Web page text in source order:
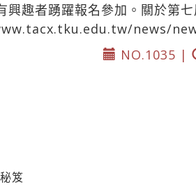
興趣者踴躍報名參加。關於第
news/
NO.1035 |
笈